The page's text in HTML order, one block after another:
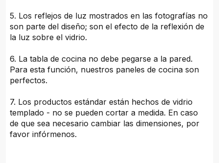
5. Los reflejos de luz mostrados en las fotografías no
son parte del diseño; son el efecto de la reflexión de
la luz sobre el vidrio.
6. La tabla de cocina no debe pegarse a la pared.
Para esta función, nuestros paneles de cocina son
perfectos.
7. Los productos estándar están hechos de vidrio
templado - no se pueden cortar a medida. En caso
de que sea necesario cambiar las dimensiones, por
favor infórmenos.